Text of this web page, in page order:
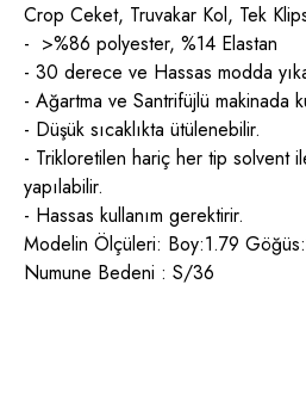
Crop Ceket, Truvakar Kol, Tek
- >%86 polyester, %14 Elastan
- 30 derece ve Hassas modda
- Ağartma ve Santrifüjlü makinada
- Düşük sıcaklıkta ütülenebilir.
- Trikloretilen hariç her tip solvent
yapılabilir.
- Hassas kullanım gerektirir.
Modelin Ölçüleri: Boy:1.79
Numune Bedeni : S/36